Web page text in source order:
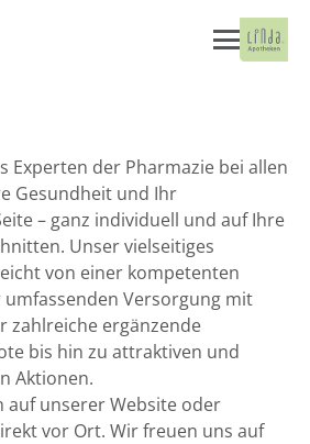
Experten der Pharmazie bei allen
Gesundheit und Ihr
– ganz individuell und auf Ihre
Unser vielseitiges
von einer kompetenten
Versorgung mit
zahlreiche ergänzende
bis hin zu attraktiven und
Aktionen.
auf unserer Website oder
vor Ort. Wir freuen uns auf